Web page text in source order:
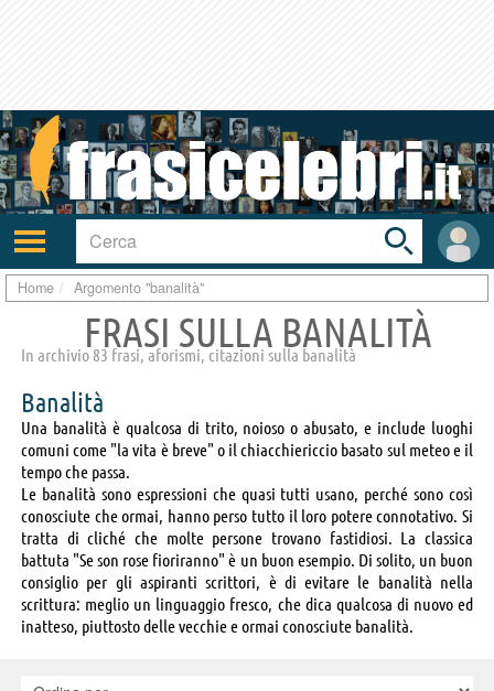
Attiva/disattiva
navigazione
User
area
Toggle
search
bar
Home Argomento "banalità"
FRASI SULLA BANALITÀ
In archivio 83 frasi, aforismi, citazioni sulla banalità
Banalità
Una banalità è qualcosa di trito, noioso o abusato, e include luoghi
comuni come "la vita è breve" o il chiacchiericcio basato sul meteo e il
tempo che passa.
Le banalità sono espressioni che quasi tutti usano, perché sono così
conosciute che ormai, hanno perso tutto il loro potere connotativo. Si
tratta di cliché che molte persone trovano fastidiosi. La classica
battuta "Se son rose fioriranno" è un buon esempio. Di solito, un buon
consiglio per gli aspiranti scrittori, è di evitare le banalità nella
scrittura: meglio un linguaggio fresco, che dica qualcosa di nuovo ed
inatteso, piuttosto delle vecchie e ormai conosciute banalità.